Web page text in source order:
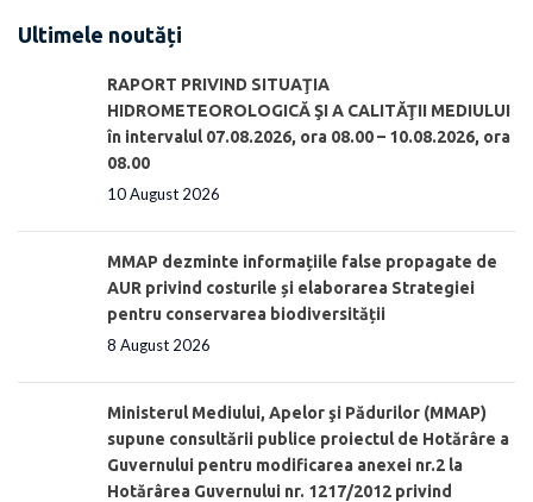
Ultimele noutăți
RAPORT PRIVIND SITUAŢIA
HIDROMETEOROLOGICĂ ŞI A CALITĂŢII MEDIULUI
în intervalul 07.08.2026, ora 08.00 – 10.08.2026, ora
08.00
10 August 2026
MMAP dezminte informațiile false propagate de
AUR privind costurile și elaborarea Strategiei
pentru conservarea biodiversității
8 August 2026
Ministerul Mediului, Apelor şi Pădurilor (MMAP)
supune consultării publice proiectul de Hotărâre a
Guvernului pentru modificarea anexei nr.2 la
Hotărârea Guvernului nr. 1217/2012 privind